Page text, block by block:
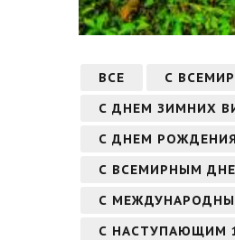
ВСЕ С
С ДНЕМ ЗИМНИХ
С ДНЕМ
С ВСЕМИРНЫМ
С
С НАСТУПАЮЩИМ